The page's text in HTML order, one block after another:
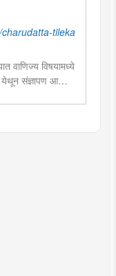
tileka
वाणिज्य विषयामध्ये
येथून संज्ञापण आणि
महाराष्ट्रातील